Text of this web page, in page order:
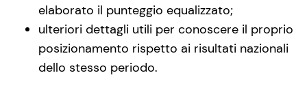
elaborato il punteggio equalizzato;
ulteriori dettagli utili per conoscere il proprio
posizionamento rispetto ai risultati nazionali
dello stesso periodo.